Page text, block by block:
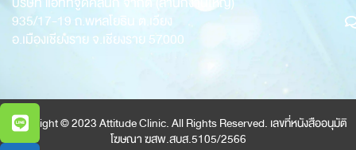
935/17-19 ถ.พหลโยธิน ต.เวียง
อ.เมืองเชียงราย จ.เชียงราย 57000
Copyright © 2023 Attitude Clinic. All Rights Reserved. เลขที่หนังสืออนุมัติ
โฆษณา ฆสพ.สบส.5105/2566